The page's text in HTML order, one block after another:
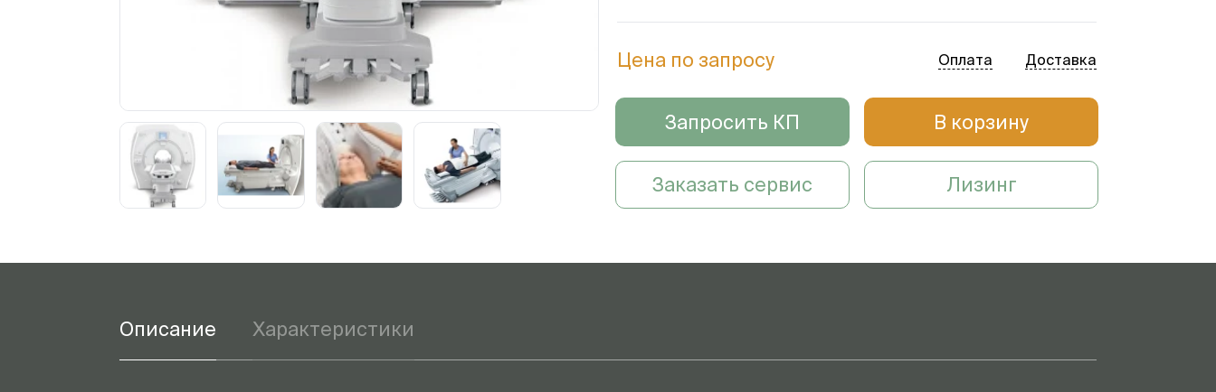
Цена по запросу Оплата Доставка
Запросить КП В корзину
Заказать сервис Лизинг
Описание Характеристики